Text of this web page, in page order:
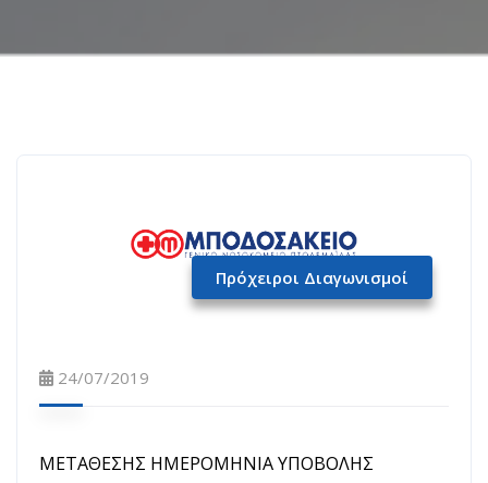
Πρόχειροι Διαγωνισμοί
24/07/2019
ΜΕΤΑΘΕΣΗΣ ΗΜΕΡΟΜΗΝΙΑ ΥΠΟΒΟΛΗΣ